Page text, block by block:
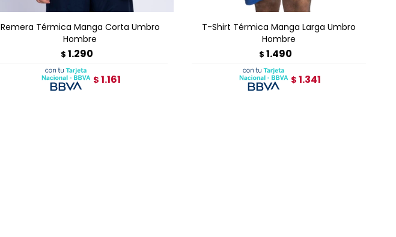
Remera Térmica Manga Corta Umbro
Hombre
$ 1.290
$ 1.161
T-Shirt Térmica Manga Larga Umbro
Hombre
$ 1.490
$ 1.341